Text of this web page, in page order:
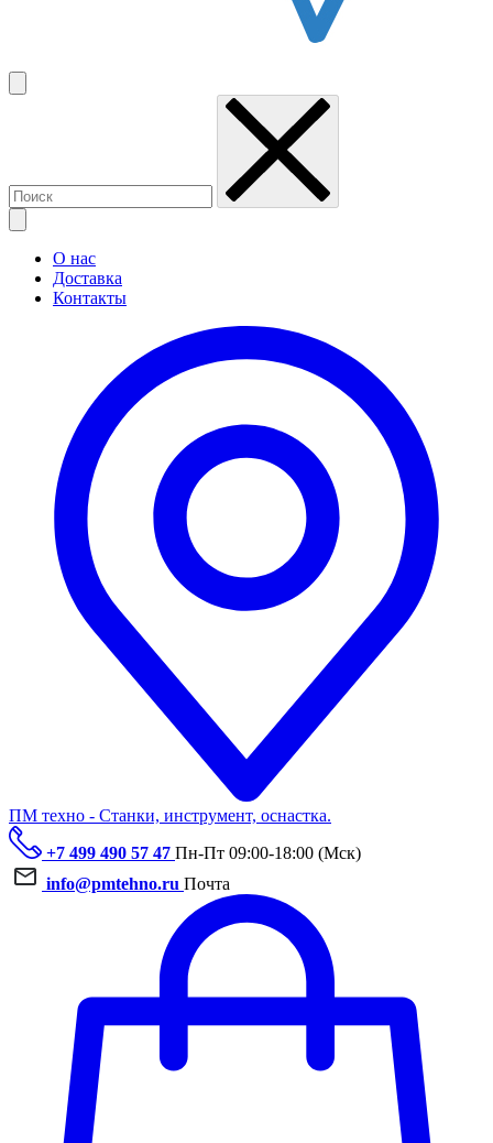
О нас
Доставка
Контакты
ПМ техно - Станки, инструмент, оснастка.
+7 499 490 57 47 Пн-Пт 09:00-18:00 (Мск)
info@pmtehno.ru Почта